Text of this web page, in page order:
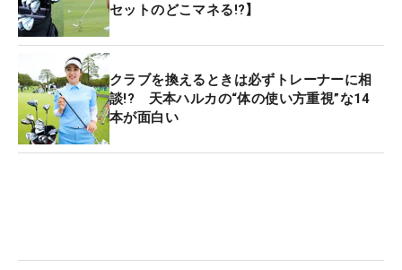
セットのどこマネる!?】
クラブを換えるときは必ずトレーナーに相
談!? 天本ハルカの“体の使い方重視”な14
本が面白い